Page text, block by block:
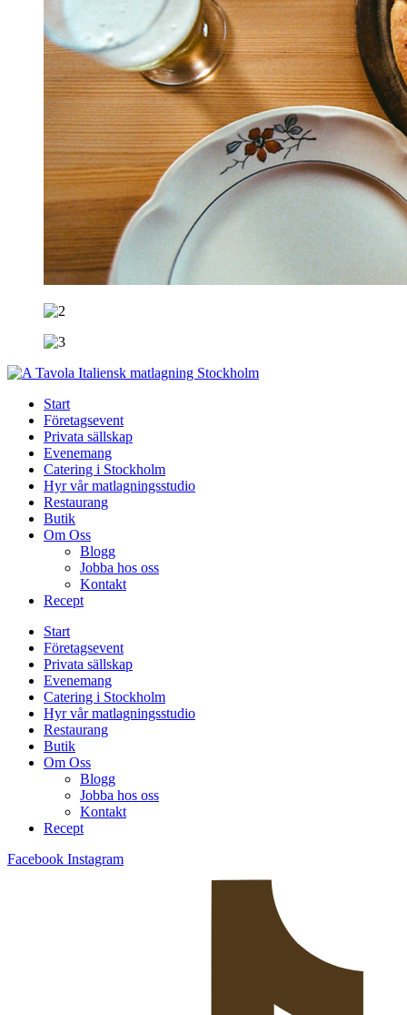
Start
Företagsevent
Privata sällskap
Evenemang
Catering i Stockholm
Hyr vår matlagningsstudio
Restaurang
Butik
Om Oss
Blogg
Jobba hos oss
Kontakt
Recept
Start
Företagsevent
Privata sällskap
Evenemang
Catering i Stockholm
Hyr vår matlagningsstudio
Restaurang
Butik
Om Oss
Blogg
Jobba hos oss
Kontakt
Recept
Facebook Instagram